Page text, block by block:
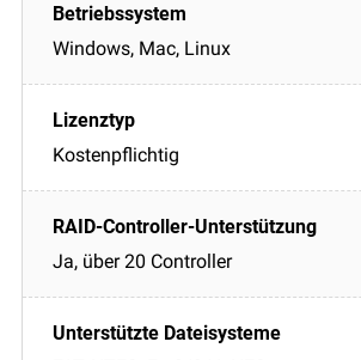
Windows, Mac, Linux
Kostenpflichtig
Ja, über 20 Controller